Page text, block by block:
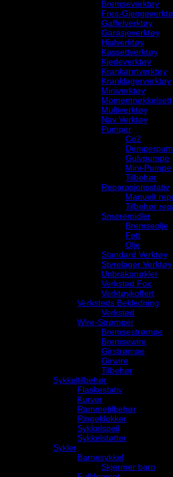
Bremseverktøy
Fres-
Gaffelverktøy
Garasjeverktøy
Hjulverktøy
Kassettverktøy
Kjedeverktøy
Krankarmverktøy
Kranklagerverktøy
Miniverktøy
Momentnøkkelsett
Multiverktøy
Nav Verktøy
Pumper
Co2
Gulvpumpe
Mini-Pumpe
Tilbehør
Reparasjonsstativ
Manuelt
Tilbehør
Smøremidler
Bremseolje
Fett
Olje
Standard Verktøy
Styrelager Verktøy
Unbrakonøkler
Verksted Fox
Verktøykoffert
Verksteds Bekledning
Verksted
Wire-Strømper
Bremsestrømpe
Bremsewire
Girstrømpe
Girwire
Tilbehør
Sykkeltilbehør
Flaskestativ
Kurver
Rammetilbehør
Ringeklokker
Sykkelspeil
Sykkelstøtter
Sykler
Barnesykkel
Skjermer barn